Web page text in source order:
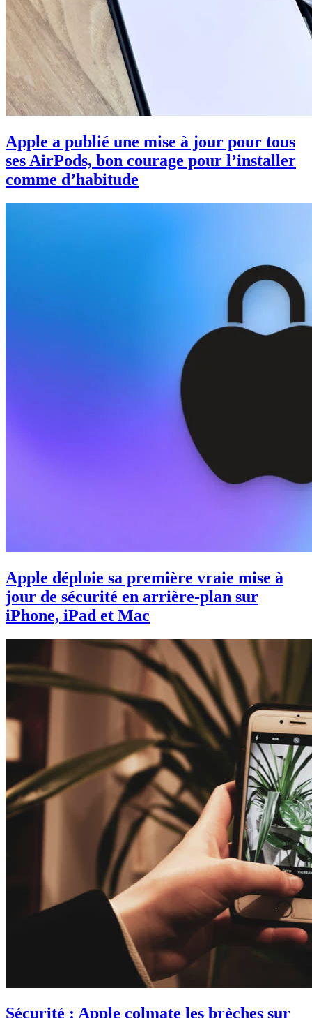
Apple a publié une mise à jour pour tous
ses AirPods, bon courage pour l’installer
comme d’habitude
Apple déploie sa première vraie mise à
jour de sécurité en arrière-plan sur
iPhone, iPad et Mac
Sécurité : Apple colmate les brèches sur